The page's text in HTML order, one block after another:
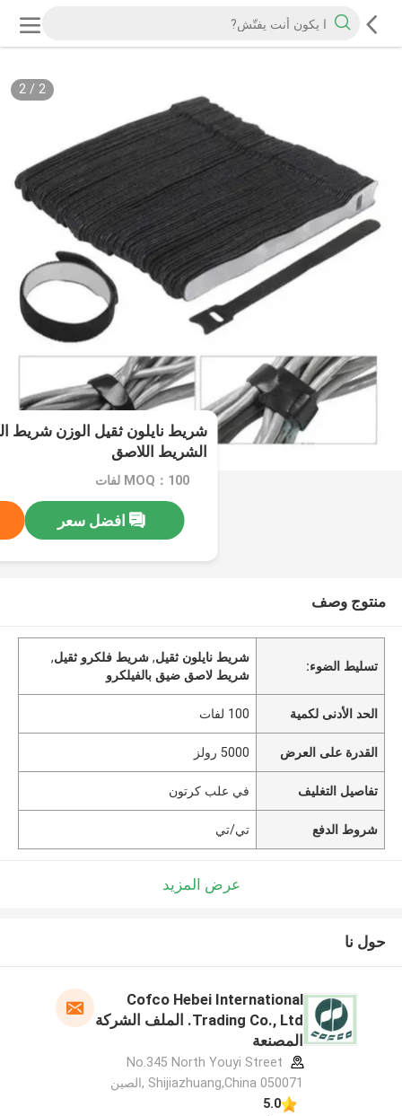
2
/
2
شريط نايلون ثقيل الوزن شريط
الشريط اللاصق
MOQ：100 لفات
افضل سعر
منتوج وصف
تسليط الضوء:
شريط نايلون ثقيل,شريط فلكرو ثقيل,
شريط لاصق ضيق بالفيلكرو
الحد الأدنى لكمية 100 لفات
القدرة على العرض 5000 رولز
تفاصيل التغليف في علب كرتون
شروط الدفع تي/تي
عرض المزيد
حول نا
Cofco Hebei International
Trading Co., Ltd. الملف الشركة
المصنعة
No.345 North Youyi Street
Shijiazhuang,China 050071 ,الصين
5.0